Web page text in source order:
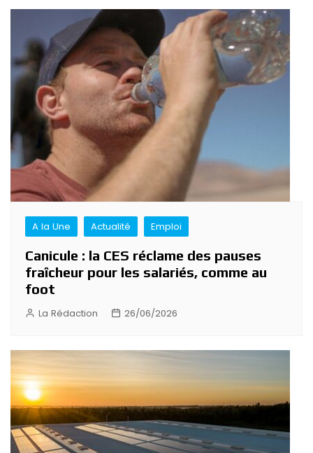
A la Une Actualité Emploi
Canicule : la CES réclame des pauses
fraîcheur pour les salariés, comme au
foot
La Rédaction 26/06/2026